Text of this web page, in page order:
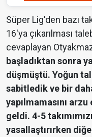
Süper Lig'den bazı
16'ya çıkarılması
cevaplayan
başladıktan sonra
düşmüştü. Yoğun
sabitledik ve bir
yapılmamasını
geldi. 4-5
yasallaştırırken